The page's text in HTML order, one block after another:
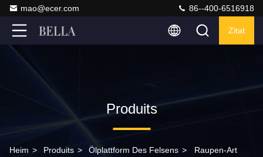
mao@ecer.com 86--400-6516918
Zitat
Produits
Heim > Produits > Ölplattform Des Felsens > Raupen-Art